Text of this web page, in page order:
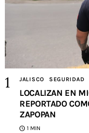
JALISCO SEGURIDAD
LOCALIZAN EN
REPORTADO
ZAPOPAN
1 MIN